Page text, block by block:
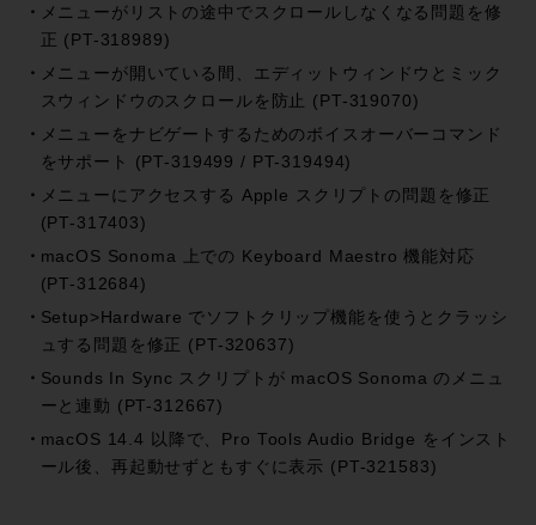
メニューがリストの途中でスクロールしなくなる問題を修
正 (PT-318989)
メニューが開いている間、エディットウィンドウとミック
スウィンドウのスクロールを防止 (PT-319070)
メニューをナビゲートするためのボイスオーバーコマンド
をサポート (PT-319499 / PT-319494)
メニューにアクセスする Apple スクリプトの問題を修正
(PT-317403)
macOS Sonoma 上での Keyboard Maestro 機能対応
(PT-312684)
Setup>Hardware でソフトクリップ機能を使うとクラッシ
ュする問題を修正 (PT-320637)
Sounds In Sync スクリプトが macOS Sonoma のメニュ
ーと連動 (PT-312667)
macOS 14.4 以降で、Pro Tools Audio Bridge をインスト
ール後、再起動せずともすぐに表示 (PT-321583)